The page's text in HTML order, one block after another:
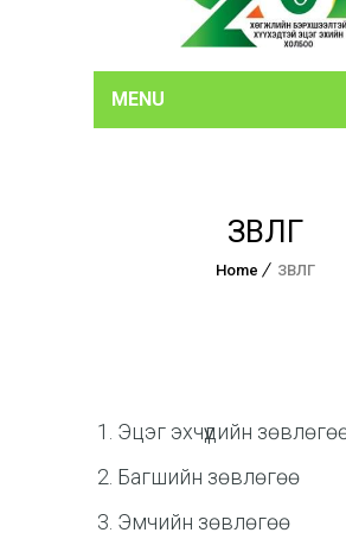
MENU
ЗӨВӨЛГӨӨ
Home ЗӨВӨЛГӨӨ
Эцэг эхчүүдийн
Багшийн зөвлөгөө
Эмчийн зөвлөгөө